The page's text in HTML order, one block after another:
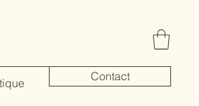
Contact